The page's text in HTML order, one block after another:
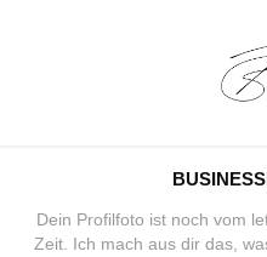
Dein Profilfoto ist noch vom
Zeit. Ich mach aus dir das,